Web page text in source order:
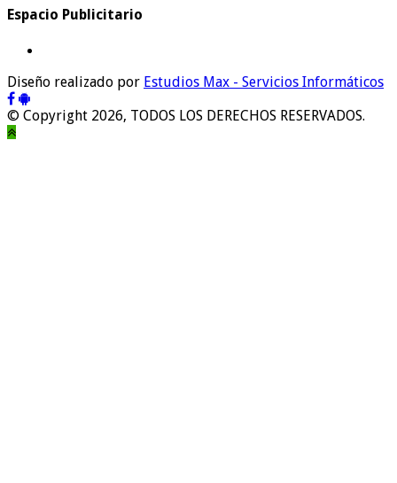
Espacio Publicitario
Diseño realizado por Estudios Max - Servicios Informáticos
© Copyright 2026, TODOS LOS DERECHOS RESERVADOS.